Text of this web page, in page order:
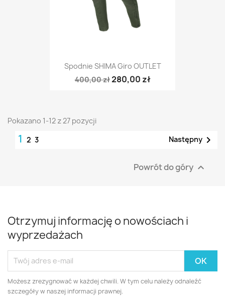
Spodnie SHIMA Giro OUTLET
400,00 zł280,00 zł
Pokazano 1-12 z 27 pozycji
1 2 3 Następny 
Powrót do góry 
Otrzymuj informację o nowościach i
wyprzedażach
Możesz zrezygnować w każdej chwili. W tym celu należy odnaleźć
szczegóły w naszej informacji prawnej.